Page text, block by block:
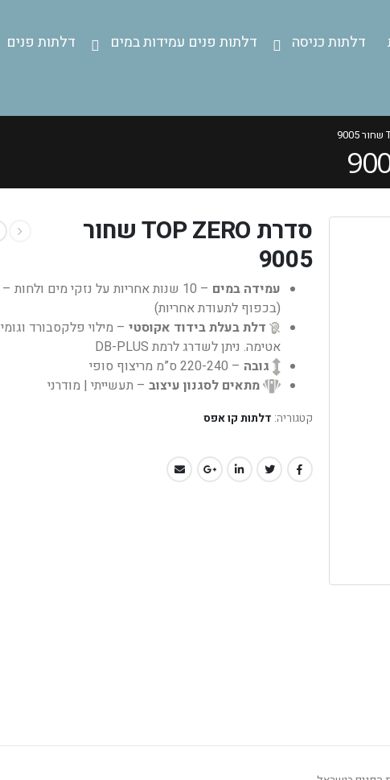
דלתות כניסה דלתות פנים עמידות במים דלתות פנים
סדרת TOP ZERO שחור
9005
עמידה במים
– 10 שנות אחריות על נזקי מים ולחות –
(בכפוף לתעודת אחריות)
דלת בעלת בידוד אקוסטי – מילוי פלקסבורד וגומי
אטימה. ניתן לשדרג לרמת DB-PLUS
גובה – 220-240 ס”מ מריצוף סופי
מתאים לסגנון עיצוב – תעשייתי | מודרני
קטגוריה: דלתות קו אפס